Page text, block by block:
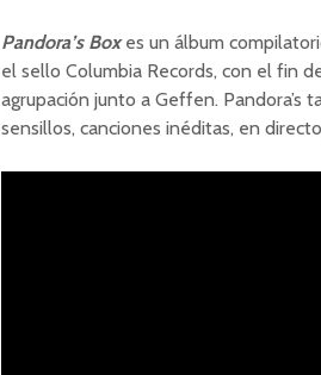
Pandora’s Boxes un álbum
el sello Columbia Records, con el fin
agrupación junto a Geffen. Pandora’s
sensillos, canciones inéditas, en